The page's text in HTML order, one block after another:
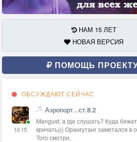
НАМ 15 ЛЕТ
НОВАЯ ВЕРСИЯ
ПОМОЩЬ
ОБСУЖДАЮТ СЕЙЧАС
10:15
Аэропорт...ст.8.2
Mangust, а где слушать? Куда
кричать))) Орангутанг заметался в
Того смотри,